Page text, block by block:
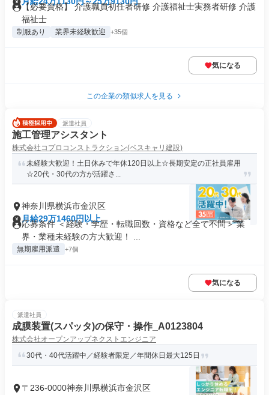
【必要資格】 介護職員初任者研修 介護福祉士実務者研修 介護
福祉士
制服あり 業界未経験歓迎 +35個
気になる
この企業の類似求人を見る
派遣社員
施工管理アシスタント
株式会社コプロコンストラクション(ベスキャリ建設)
未経験大歓迎！土日休みで年休120日以上☆長期安定の正社員雇用
☆20代・30代の方が活躍さ...
神奈川県横浜市金沢区
月給29万1460円以上
応募条件 ＜経験・学歴・転職回数・資格など全て不問＞ 業
界・業種未経験の方大歓迎！ ...
無期雇用派遣 +7個
気になる
派遣社員
成膜装置(スパッタ)の保守・操作_A0123804
株式会社オープンアップネクストエンジニア
30代・40代活躍中／経験者限定／年間休日最大125日
〒236-0000神奈川県横浜市金沢区